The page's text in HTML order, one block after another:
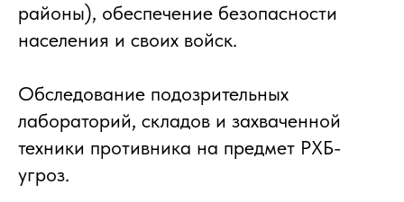
районы), обеспечение безопасности
населения и своих войск.
Обследование подозрительных
лабораторий, складов и захваченной
техники противника на предмет РХБ-
угроз.